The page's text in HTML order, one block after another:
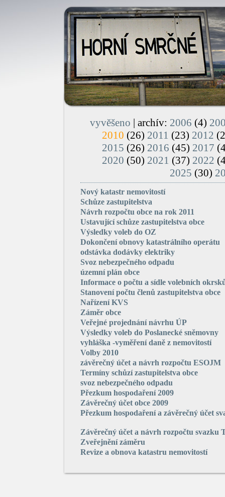
vyvěšeno | archív: 2006 (4)
2010 (26) 2011 (23) 2012
2015 (26) 2016 (45) 2017
2020 (50) 2021 (37) 2022
2025 (30)
Nový katastr nemovitostí
Schůze zastupitelstva
Návrh rozpočtu obce na rok 2011
Ustavující schůze zastupitelstva obce
Výsledky voleb do OZ
Dokončení obnovy katastrálního operátu
odstávka dodávky elektriky
Svoz nebezpečného odpadu
územní plán obce
Informace o počtu a sídle volebních
Stanovení počtu členů zastupitelstva obce
Nařízení KVS
Záměr obce
Veřejné projednání návrhu ÚP
Vý­sled­ky voleb do Poslanecké sněmovny
vyhláška -vyměření daně z nemovitostí
Volby 2010
závěrečný účet a návrh rozpočtu ESOJM
Termíny schůzí zastupitelstva obce
svoz nebezpečného odpadu
Přezkum hospodaření 2009
Závěrečný účet obce 2009
Přezkum hospodaření a závěrečný účet
Závěrečný účet a návrh rozpočtu svazku
Zveřejnění záměru
Revize a obnova katastru nemovitostí